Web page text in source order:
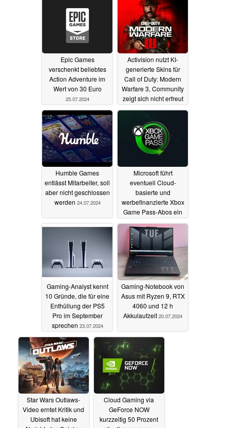
27.07.2024
Epic Games
verschenkt beliebtes
Action Adventure im
Wert von 30 Euro
25.07.2024
Activision nutzt KI-
generierte Skins für
Call of Duty: Modern
Warfare 3, Community
zeigt sich nicht erfreut
25.07.2024
Humble Games
entlässt Mitarbeiter, soll
aber nicht geschlossen
werden 24.07.2024
Microsoft führt
eventuell Cloud-
basierte und
werbefinanzierte Xbox
Game Pass-Abos ein
23.07.2024
Gaming-Analyst kennt
10 Gründe, die für eine
Enthüllung der PS5
Pro im September
sprechen 23.07.2024
Gaming-Notebook von
Asus mit Ryzen 9, RTX
4060 und 12 h
Akkulaufzeit 20.07.2024
Star Wars Outlaws-
Video erntet Kritik und
Ubisoft hat keine
Cloud Gaming via
GeForce NOW
kurzzeitig 50 Prozent